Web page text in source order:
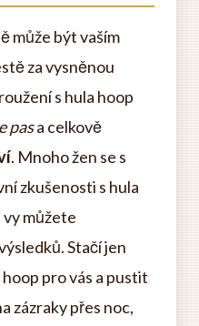
může být vaším
za vysněnou
s hula hoop
pasa celkově
. Mnoho žen se s
zkušenosti s hula
vy můžete
Stačí jen
pro vás a pustit
zázraky přes noc,